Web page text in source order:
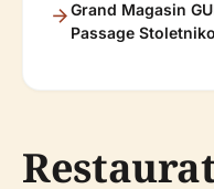
Grand Magasin
Passage